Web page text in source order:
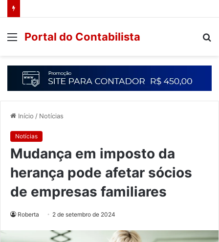
Portal do Contabilista
Início / Notícias
Notícias
Mudança em imposto da
herança pode afetar sócios
de empresas familiares
Roberta 2 de setembro de 2024